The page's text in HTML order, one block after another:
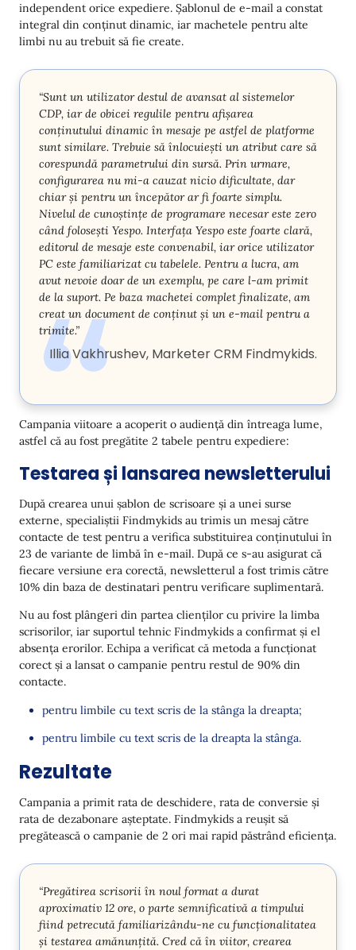
independent orice expediere. Șablonul de e-mail a constat
integral din conținut dinamic, iar machetele pentru alte
limbi nu au trebuit să fie create.
“Sunt un utilizator destul de avansat al sistemelor
CDP, iar de obicei regulile pentru afișarea
conținutului dinamic în mesaje pe astfel de platforme
sunt similare. Trebuie să înlocuiești un atribut care să
corespundă parametrului din sursă. Prin urmare,
configurarea nu mi-a cauzat nicio dificultate, dar
chiar și pentru un începător ar fi foarte simplu.
Nivelul de cunoștințe de programare necesar este zero
când folosești Yespo. Interfața Yespo este foarte clară,
editorul de mesaje este convenabil, iar orice utilizator
PC este familiarizat cu tabelele. Pentru a lucra, am
avut nevoie doar de un exemplu, pe care l-am primit
de la suport. Pe baza machetei complet finalizate, am
creat un document de conținut și un e-mail pentru a
trimite.”
Illia Vakhrushev, Marketer CRM Findmykids.
Campania viitoare a acoperit o audiență din întreaga lume,
astfel că au fost pregătite 2 tabele pentru expediere:
Testarea și lansarea newsletterului
După crearea unui șablon de scrisoare și a unei surse
externe, specialiștii Findmykids au trimis un mesaj către
contacte de test pentru a verifica substituirea conținutului în
23 de variante de limbă în e-mail. După ce s-au asigurat că
fiecare versiune era corectă, newsletterul a fost trimis către
10% din baza de destinatari pentru verificare suplimentară.
Nu au fost plângeri din partea clienților cu privire la limba
scrisorilor, iar suportul tehnic Findmykids a confirmat și el
absența erorilor. Echipa a verificat că metoda a funcționat
corect și a lansat o campanie pentru restul de 90% din
contacte.
pentru limbile cu text scris de la stânga la dreapta;
pentru limbile cu text scris de la dreapta la stânga.
Rezultate
Campania a primit rata de deschidere, rata de conversie și
rata de dezabonare așteptate. Findmykids a reușit să
pregătească o campanie de 2 ori mai rapid păstrând eficiența.
“Pregătirea scrisorii în noul format a durat
aproximativ 12 ore, o parte semnificativă a timpului
fiind petrecută familiarizându-ne cu funcționalitatea
și testarea amănunțită. Cred că în viitor, crearea